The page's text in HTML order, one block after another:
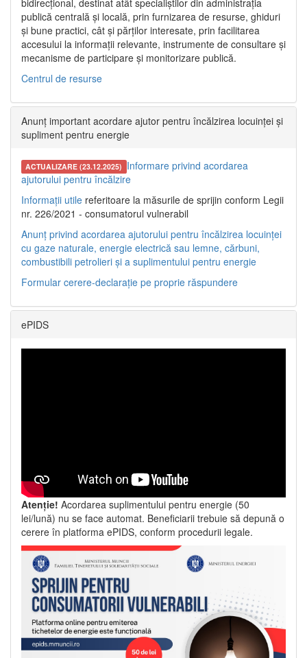
publică centrală și locală, prin furnizarea de resurse, ghiduri
și bune practici, cât și părților interesate, prin facilitarea
accesului la informații relevante, instrumente de consultare și
mecanisme de participare și monitorizare publică.
Centrul de resurse
Anunț important acordare ajutor pentru încălzirea locuinței și
supliment pentru energie
ACTUALIZARE (23.12.2025) Informare privind acordarea
ajutorului pentru încălzire
Informații utile referitoare la măsurile de sprijin conform Legii
nr. 226/2021 - consumatorul vulnerabil
Anunț privind acordarea ajutorului pentru încălzirea locuinței
cu gaze naturale, energie electrică sau lemne, cărbuni,
combustibili petrolieri și a suplimentului pentru energie
Formular cerere-declarație pe proprie răspundere
ePIDS
Atenție! Acordarea suplimentului pentru energie (50
lei/lună) nu se face automat. Beneficiarii trebuie să depună o
cerere în platforma ePIDS, conform procedurii legale.